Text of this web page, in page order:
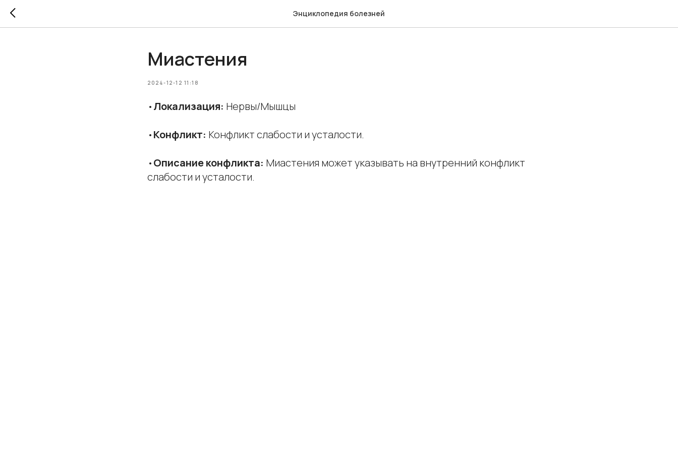
Энциклопедия болезней
Миастения
2024-12-12 11:18
•Локализация: Нервы/Мышцы
•Конфликт: Конфликт слабости и усталости.
•Описание конфликта: Миастения может указывать на внутренний конфликт
слабости и усталости.